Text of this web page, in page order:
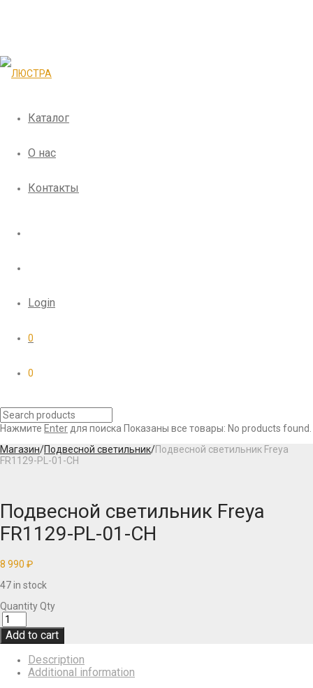
Каталог
О нас
Контакты
Login
0
0
Нажмите Enter для поиска Показаны все товары: No products found.
Магазин/Подвесной светильник/Подвесной светильник Freya
FR1129-PL-01-CH
Подвесной светильник Freya
FR1129-PL-01-CH
8 990 ₽
47 in stock
QuantityQty
Add to cart
Description
Additional information